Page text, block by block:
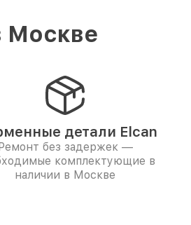
Москве
детали Elcan
без задержек —
комплектующие в
наличии в Москве